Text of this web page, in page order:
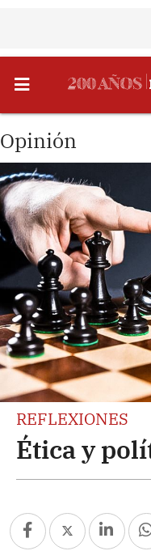
Opinión
REFLEXIONES
Ética y